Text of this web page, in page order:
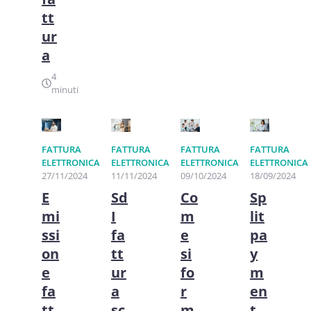
tt
ur
a
4
minuti
FATTURA
ELETTRONICA
27/11/2024
E
mi
ssi
on
e
fa
FATTURA
ELETTRONICA
11/11/2024
Sd
I
fa
tt
ur
a
FATTURA
ELETTRONICA
09/10/2024
Co
m
e
si
fo
r
FATTURA
ELETTRONICA
18/09/2024
Sp
lit
pa
y
m
en